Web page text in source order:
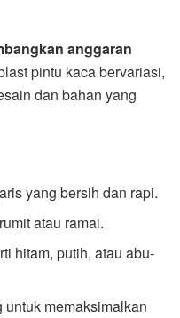
anggaran
pintu kaca bervariasi,
dan bahan yang
yang bersih dan rapi.
atau ramai.
hitam, putih, atau abu-
memaksimalkan